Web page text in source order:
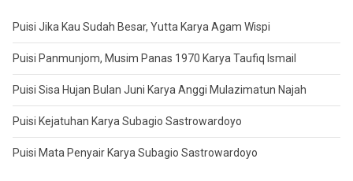
Puisi Jika Kau Sudah Besar, Yutta Karya Agam Wispi
Puisi Panmunjom, Musim Panas 1970 Karya Taufiq Ismail
Puisi Sisa Hujan Bulan Juni Karya Anggi Mulazimatun Najah
Puisi Kejatuhan Karya Subagio Sastrowardoyo
Puisi Mata Penyair Karya Subagio Sastrowardoyo